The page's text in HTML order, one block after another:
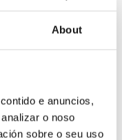
About
e anuncios,
o noso
sobre o seu uso
ou enviando un
. Deben
teléfono de